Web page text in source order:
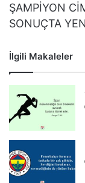
ŞAMPİYON
SONUÇTA
İlgili Makaleler